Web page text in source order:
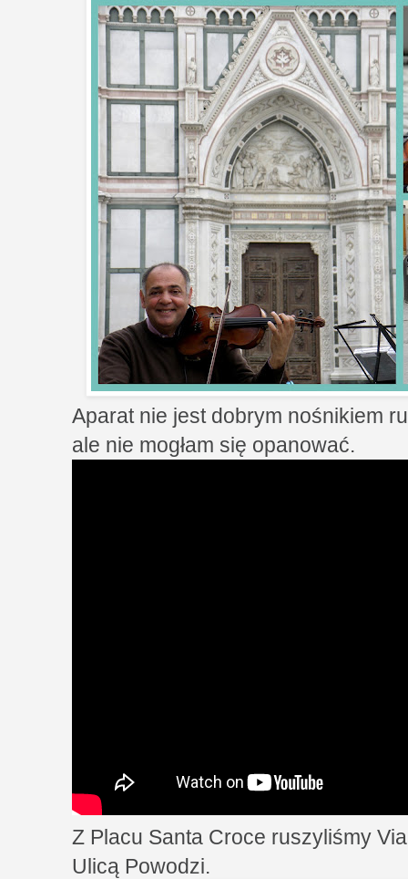
Aparat nie jest dobrym nośnikiem
ale nie mogłam się opanować.
Z Placu Santa Croce ruszyliśmy
Ulicą Powodzi.